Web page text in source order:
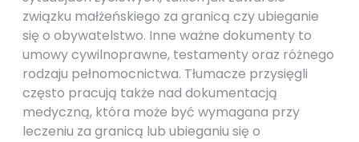
związku małżeńskiego za granicą czy ubieganie
się o obywatelstwo. Inne ważne dokumenty to
umowy cywilnoprawne, testamenty oraz różnego
rodzaju pełnomocnictwa. Tłumacze przysięgli
często pracują także nad dokumentacją
medyczną, która może być wymagana przy
leczeniu za granicą lub ubieganiu się o